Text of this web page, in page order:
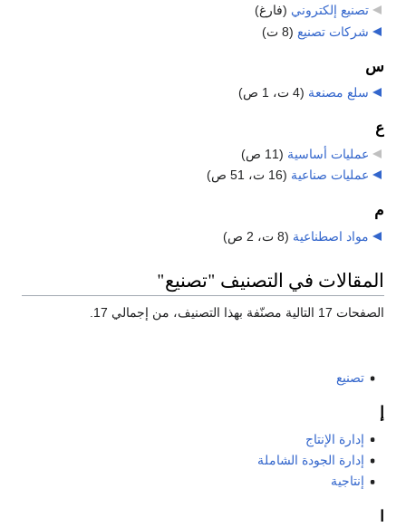
تصنيع إلكتروني (فارغ)
شركات تصنيع (8 ت)
س
سلع مصنعة (4 ت، 1 ص)
ع
عمليات أساسية (11 ص)
عمليات صناعية (16 ت، 51 ص)
م
مواد اصطناعية (8 ت، 2 ص)
المقالات في التصنيف "تصنيع"
الصفحات 17 التالية مصنّفة بهذا التصنيف، من إجمالي 17.
تصنيع
إ
إدارة الإنتاج
إدارة الجودة الشاملة
إنتاجية